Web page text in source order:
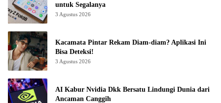
untuk Segalanya
3 Agustus 2026
Kacamata Pintar Rekam Diam-diam? Aplikasi Ini
Bisa Deteksi!
3 Agustus 2026
AI Kabur Nvidia Dkk Bersatu Lindungi Dunia dari
Ancaman Canggih